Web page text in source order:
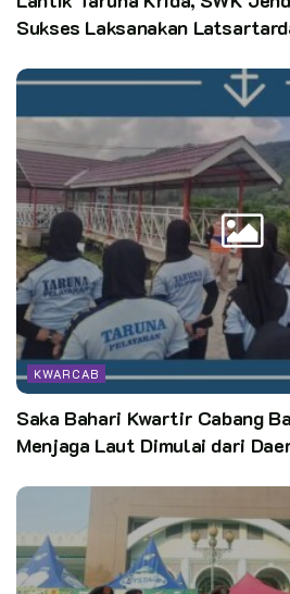
Sukses Laksanakan
KWARCAB
Saka Bahari Kwartir Cabang
Menjaga Laut Dimulai dari